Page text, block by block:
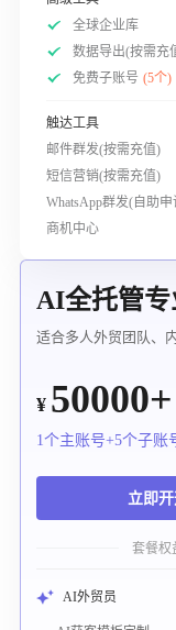
全球企业库
数据导出(按需充
免费子账号 (5个)
触达工具
邮件群发(按需充值)
短信营销(按需充值)
WhatsApp群发(自助申
商机中心
AI全托管专
适合多人外贸团队、
¥ 50000+
1个主账号+5个子账
立即
套餐权
AI外贸员